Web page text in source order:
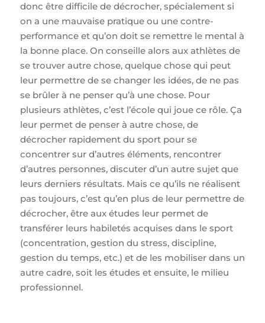
donc être difficile de décrocher, spécialement si
on a une mauvaise pratique ou une contre-
performance et qu’on doit se remettre le mental à
la bonne place. On conseille alors aux athlètes de
se trouver autre chose, quelque chose qui peut
leur permettre de se changer les idées, de ne pas
se brûler à ne penser qu’à une chose. Pour
plusieurs athlètes, c’est l’école qui joue ce rôle. Ça
leur permet de penser à autre chose, de
décrocher rapidement du sport pour se
concentrer sur d’autres éléments, rencontrer
d’autres personnes, discuter d’un autre sujet que
leurs derniers résultats. Mais ce qu’ils ne réalisent
pas toujours, c’est qu’en plus de leur permettre de
décrocher, être aux études leur permet de
transférer leurs habiletés acquises dans le sport
(concentration, gestion du stress, discipline,
gestion du temps, etc.) et de les mobiliser dans un
autre cadre, soit les études et ensuite, le milieu
professionnel.